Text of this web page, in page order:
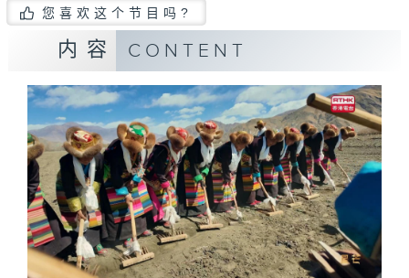
您喜欢这个节目吗?
内容 CONTENT